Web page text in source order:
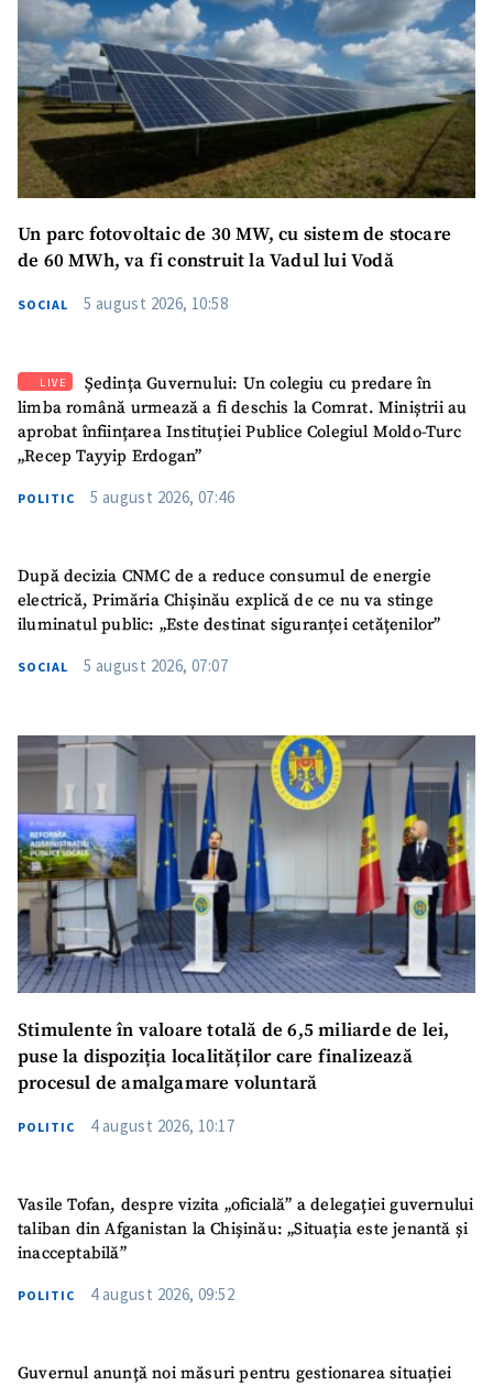
Un parc fotovoltaic de 30 MW, cu sistem de stocare
de 60 MWh, va fi construit la Vadul lui Vodă
SOCIAL 5 august 2026, 10:58
LIVE
Ședința Guvernului: Un colegiu cu predare în
limba română urmează a fi deschis la Comrat. Miniștrii au
aprobat înființarea Instituției Publice Colegiul Moldo-Turc
„Recep Tayyip Erdogan”
POLITIC 5 august 2026, 07:46
După decizia CNMC de a reduce consumul de energie
electrică, Primăria Chișinău explică de ce nu va stinge
iluminatul public: „Este destinat siguranței cetățenilor”
SOCIAL 5 august 2026, 07:07
Stimulente în valoare totală de 6,5 miliarde de lei,
puse la dispoziția localităților care finalizează
procesul de amalgamare voluntară
POLITIC 4 august 2026, 10:17
Vasile Tofan, despre vizita „oficială” a delegației guvernului
taliban din Afganistan la Chișinău: „Situația este jenantă și
inacceptabilă”
POLITIC 4 august 2026, 09:52
Guvernul anunță noi măsuri pentru gestionarea situației